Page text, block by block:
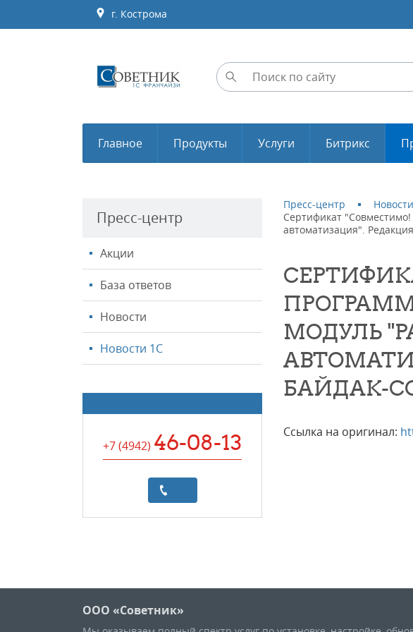
г. Кострома
Главное Продукты Услуги Битрикс
Пресс-центр
Акции
База ответов
Новости
Новости 1С
+7 (4942) 46-08-13
Пресс-центр
Сертификат
автоматизация".
МОДУЛЬ
БАЙДАК-
Ссылка на оригинал:
ООО «Советник»